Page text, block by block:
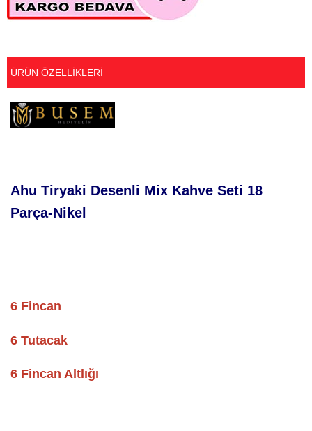
ÜRÜN ÖZELLIKLERI
Ahu Tiryaki Desenli Mix Kahve Seti 18
Parça-Nikel
6 Fincan
6 Tutacak
6 Fincan Altlığı